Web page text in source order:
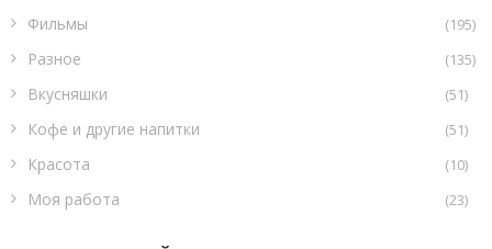
Фильмы (195)
Разное (135)
Вкусняшки (51)
Кофе и другие напитки (51)
Красота (10)
Моя работа (23)